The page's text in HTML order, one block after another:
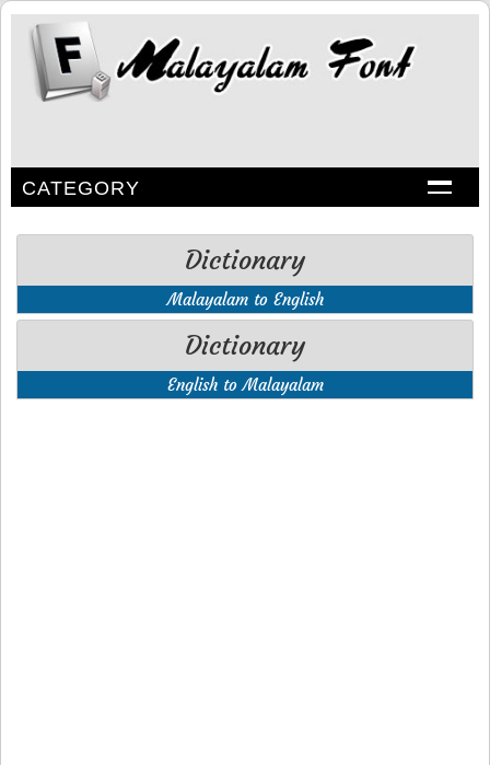
CATEGORY
Dictionary
Malayalam to English
Dictionary
English to Malayalam